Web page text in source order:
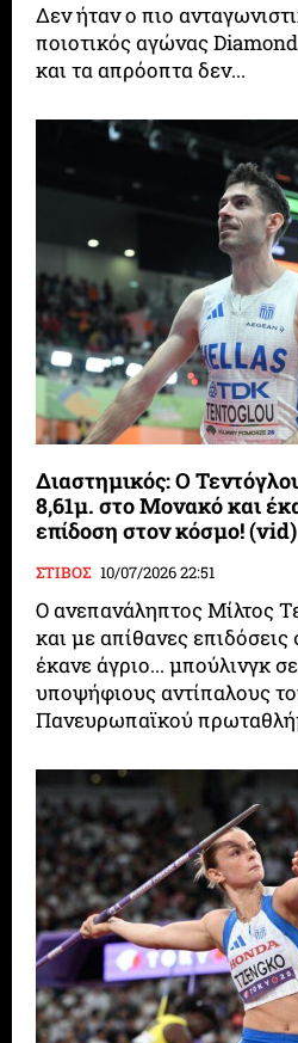
Δεν ήταν ο πιο
ποιοτικός αγώνας
και τα απρόοπτα δεν...
Διαστημικός: Ο
8,61μ. στο Μονακό και
επίδοση στον κόσμο! (vid)
ΣΤΙΒΟΣ 10/07/2026 22:51
Ο ανεπανάληπτος Μίλτος
και με απίθανες
έκανε άγριο... μπούλινγκ
υποψήφιους αντίπαλους
Πανευρωπαϊκού